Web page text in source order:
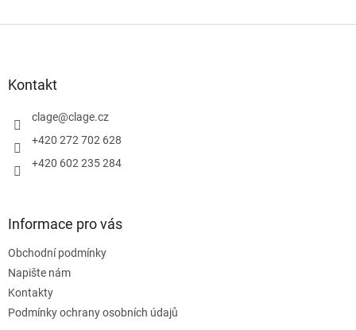
ý
Kontakt
clage@clage.cz
+420 272 702 628
+420 602 235 284
Informace pro vás
Obchodní podmínky
Napište nám
Kontakty
Podmínky ochrany osobních údajů